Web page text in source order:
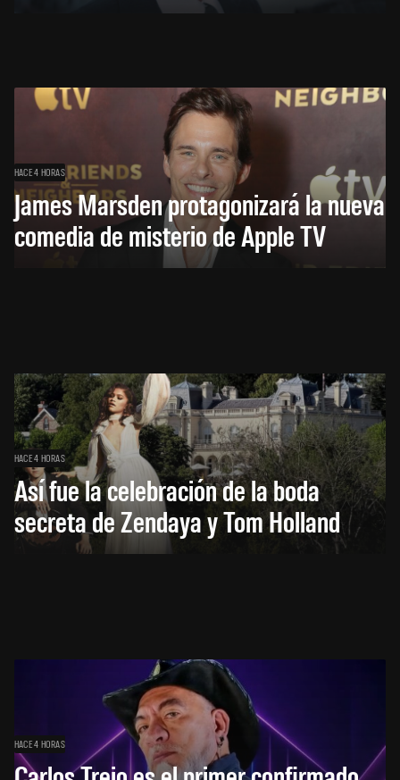
HACE 4 HORAS
James Marsden protagonizará la nueva
comedia de misterio de Apple TV
HACE 4 HORAS
Así fue la celebración de la boda
secreta de Zendaya y Tom Holland
HACE 4 HORAS